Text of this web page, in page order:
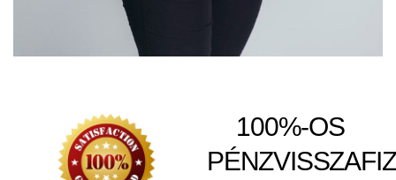
100%-OS